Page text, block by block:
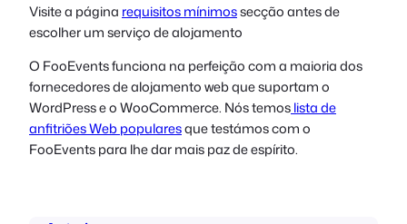
French
Czech
Greek
Visite a página requisitos mínimossecção antes de
escolher um serviço de alojamento
O FooEvents funciona na perfeição com a maioria dos
fornecedores de alojamento web que suportam o
WordPress e o WooCommerce. Nós temoslista de
anfitriões Web popularesque testámos com o
FooEvents para lhe dar mais paz de espírito.